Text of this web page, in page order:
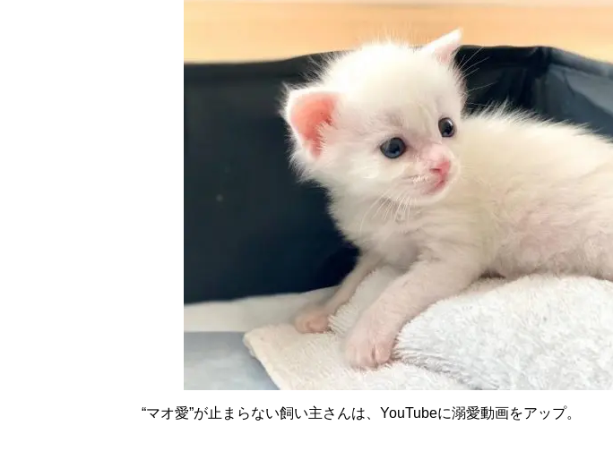
“マオ愛”が止まらない飼い主さんは、YouTubeに溺愛動画をアップ。